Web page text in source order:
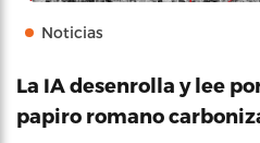
Noticias
La IA desenrolla y lee
papiro romano